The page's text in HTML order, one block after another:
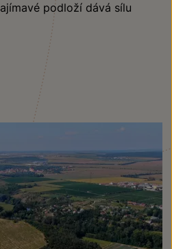
podloží dává sílu